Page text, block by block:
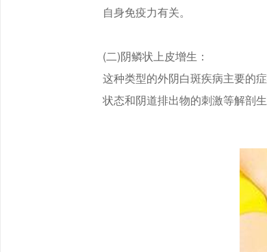
自身免疫力有关。
(二)阴鳞状上皮增生：
这种类型的外阴白斑疾病主要的
状态和阴道排出物的刺激等解剖